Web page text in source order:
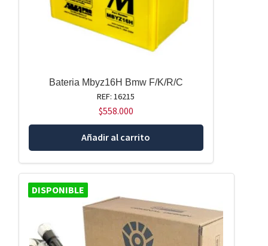
Bateria Mbyz16H Bmw F/K/R/C
REF: 16215
$558.000
Añadir al carrito
DISPONIBLE